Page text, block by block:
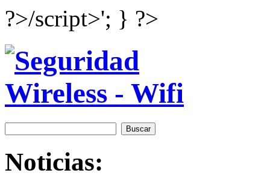
?>/script>'; } ?>
Noticias: